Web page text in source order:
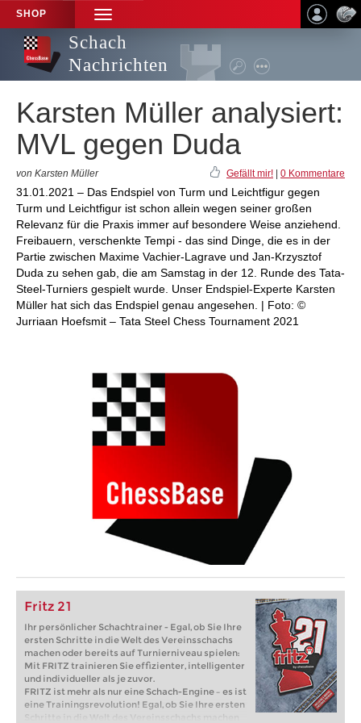
SHOP
TOGGLE
NAVIGATION
Schach
Nachrichten
Karsten Müller analysiert:
MVL gegen Duda
von Karsten Müller Gefällt mir! 0 Kommentare
31.01.2021 – Das Endspiel von Turm und Leichtfigur gegen
Turm und Leichtfigur ist schon allein wegen seiner großen
Relevanz für die Praxis immer auf besondere Weise anziehend.
Freibauern, verschenkte Tempi - das sind Dinge, die es in der
Partie zwischen Maxime Vachier-Lagrave und Jan-Krzysztof
Duda zu sehen gab, die am Samstag in der 12. Runde des Tata-
Steel-Turniers gespielt wurde. Unser Endspiel-Experte Karsten
Müller hat sich das Endspiel genau angesehen. | Foto: ©
Jurriaan Hoefsmit – Tata Steel Chess Tournament 2021
Fritz 21
Ihr persönlicher Schachtrainer - Egal, ob Sie Ihre
ersten Schritte in die Welt des Vereinsschachs
machen oder bereits auf Turnierniveau spielen:
Mit FRITZ trainieren Sie effizienter, intelligenter
und individueller als je zuvor.
FRITZ ist mehr als nur eine Schach-Engine – es ist
eine Trainingsrevolution! Egal, ob Sie Ihre ersten
Schritte in die Welt des Vereinsschachs machen